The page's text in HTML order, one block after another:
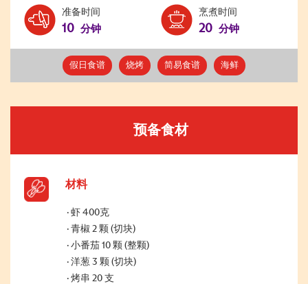
准备时间
10 分钟
烹煮时间
20 分钟
假日食谱 烧烤 简易食谱 海鲜
预备食材
材料
虾 400克
青椒 2 颗 (切块)
小番茄 10 颗 (整颗)
洋葱 3 颗 (切块)
烤串 20 支